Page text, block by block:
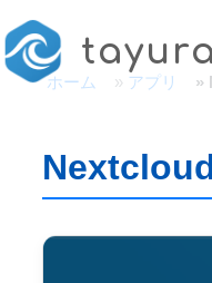
tayura
ホーム
アプリ